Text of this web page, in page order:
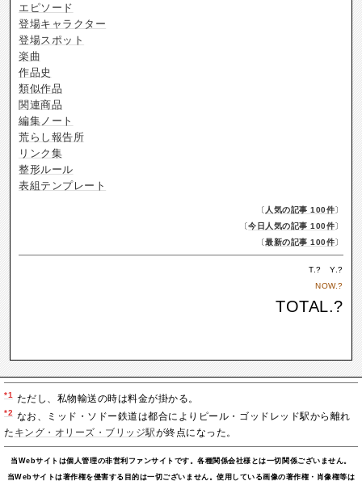
エピソード
登場キャラクター
登場スポット
楽曲
作品史
類似作品
関連商品
編集ノート
荒らし報告所
リンク集
整形ルール
表組テンプレート
〔 人気の記事 100件〕
〔今日人気の記事 100件〕
〔最新の記事 100件〕
T.? Y.?
NOW.?
TOTAL.?
*1 ただし、私物輸送の時は料金が掛かる。
*2 なお、ミッド・ソドー鉄道は都合によりピール・ゴッドレッド駅から離れ
た キング・オリーズ・ブリッジ駅が終点になった。
当Webサイトは個人管理の非営利ファンサイトです。各種関係会社様とは一切関係ございません。
当Webサイトは著作権を侵害する目的は一切ございません。使用している画像の著作権・肖像権等は